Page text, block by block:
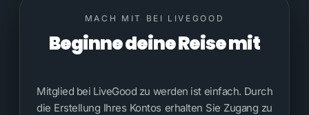
MACH MIT BEI LIVEGOOD
Beginne deine Reise mit
Mitglied bei LiveGood zu werden ist einfach. Durch
die Erstellung Ihres Kontos erhalten Sie Zugang zu